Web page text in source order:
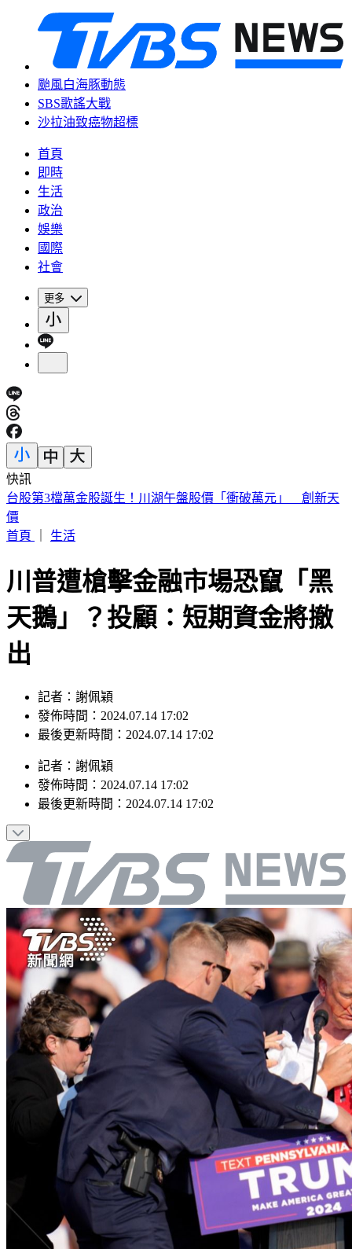
颱風白海豚動態
SBS歌謠大戰
沙拉油致癌物超標
首頁
即時
生活
政治
娛樂
國際
社會
更多
快訊
俄兵紛紛中美人計！「黑寡婦」誘騙結婚 詐領巨額撫卹金
首頁
川普遭槍擊金融市場恐竄「黑
天鵝」？投顧：短期資金將撤
出
發佈時間：2024.07.14 17:02
最後更新時間：2024.07.14 17:02
發佈時間：2024.07.14 17:02
最後更新時間：2024.07.14 17:02